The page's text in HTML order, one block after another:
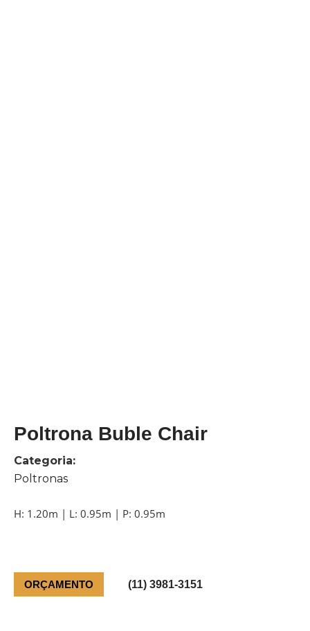
Poltrona Buble Chair
Categoria:
Poltronas
H: 1.20m | L: 0.95m | P: 0.95m
ORÇAMENTO (11) 3981-3151